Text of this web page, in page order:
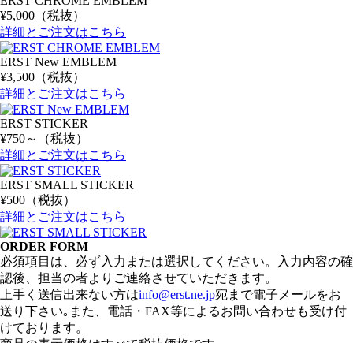
¥5,000（税抜）
詳細とご注文はこちら
ERST New EMBLEM
¥3,500（税抜）
詳細とご注文はこちら
ERST STICKER
¥750～（税抜）
詳細とご注文はこちら
ERST SMALL STICKER
¥500（税抜）
詳細とご注文はこちら
ORDER FORM
必須項目は、必ず入力または選択してください。入力内容の確
認後、担当の者よりご連絡させていただきます。
上手く送信出来ない方はinfo@erst.ne.jp宛まで電子メールをお
送り下さい｡また、電話・FAX等によるお問い合わせも受け付
けております。